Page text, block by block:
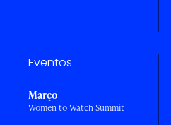
Eventos
Março
Women to Watch Summit